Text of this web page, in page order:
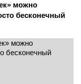
можно
бесконечный